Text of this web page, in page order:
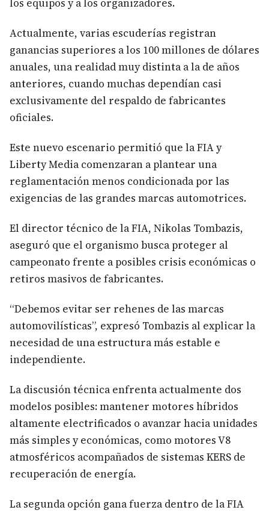
los equipos y a los organizadores.
Actualmente, varias escuderías registran
ganancias superiores a los 100 millones de dólares
anuales, una realidad muy distinta a la de años
anteriores, cuando muchas dependían casi
exclusivamente del respaldo de fabricantes
oficiales.
Este nuevo escenario permitió que la FIA y
Liberty Media comenzaran a plantear una
reglamentación menos condicionada por las
exigencias de las grandes marcas automotrices.
El director técnico de la FIA, Nikolas Tombazis,
aseguró que el organismo busca proteger al
campeonato frente a posibles crisis económicas o
retiros masivos de fabricantes.
“Debemos evitar ser rehenes de las marcas
automovilísticas”, expresó Tombazis al explicar la
necesidad de una estructura más estable e
independiente.
La discusión técnica enfrenta actualmente dos
modelos posibles: mantener motores híbridos
altamente electrificados o avanzar hacia unidades
más simples y económicas, como motores V8
atmosféricos acompañados de sistemas KERS de
recuperación de energía.
La segunda opción gana fuerza dentro de la FIA